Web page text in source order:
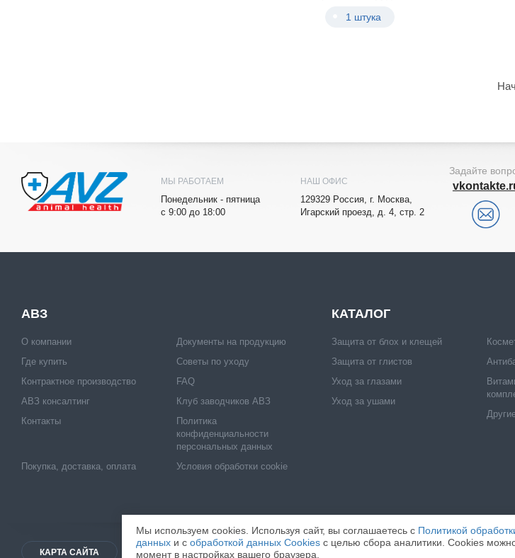
1 штука
МЫ РАБОТАЕМ
Понедельник - пятница
с 9:00 до 18:00
НАШ ОФИС
129329 Рoccия, г. Мocквa,
Игарский проезд, д. 4, стр. 2
Задайте
АВЗ
О компании
Где купить
Контрактное производство
АВЗ консалтинг
Документы на продукцию
Советы по уходу
FAQ
Клуб заводчиков АВЗ
Контакты
Политика
конфиденциальности
персональных данных
Покупка, доставка, оплата
Условия обработки cookie
КАТАЛОГ
Защита от блох и клещей
Защита от глистов
Уход за глазами
Уход за ушами
КАРТА САЙТА © 2026ООО "НВЦ АГРОВЕТЗАЩИТА".
Мы используем cookies. Используя сайт, вы соглашаетесь c Политикой
данных и с обработкой данных Cookies с целью сбора аналитики. Cookies
момент в настройках вашего браузера.